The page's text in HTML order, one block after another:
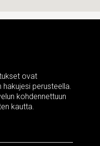
ovat
perusteella.
kohdennettuun
kautta.